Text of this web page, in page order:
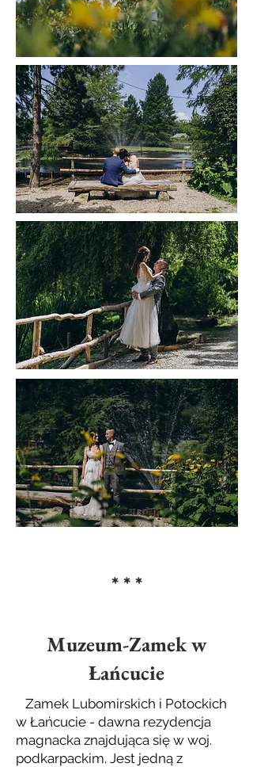
* * *
Muzeum-Zamek w
Łańcucie
Zamek Lubomirskich i Potockich
w Łańcucie - dawna rezydencja
magnacka znajdująca się w woj.
podkarpackim. Jest jedną z